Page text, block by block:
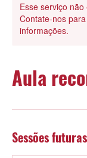
Esse serviço
Contate-nos
informações.
Aula
Sessões futuras